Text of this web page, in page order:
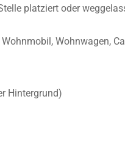
platziert oder
Wohnwagen,
Hintergrund)